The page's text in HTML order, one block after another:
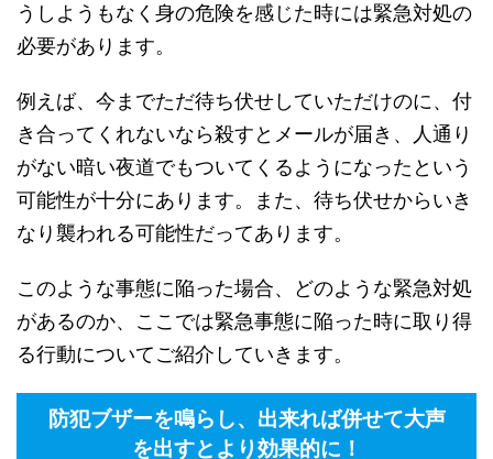
うしようもなく身の危険を感じた時には緊急対処の
必要があります。
例えば、今までただ待ち伏せしていただけのに、付
き合ってくれないなら殺すとメールが届き、人通り
がない暗い夜道でもついてくるようになったという
可能性が十分にあります。また、待ち伏せからいき
なり襲われる可能性だってあります。
このような事態に陥った場合、どのような緊急対処
があるのか、ここでは緊急事態に陥った時に取り得
る行動についてご紹介していきます。
防犯ブザーを鳴らし、出来れば併せて大声
を出すとより効果的に！